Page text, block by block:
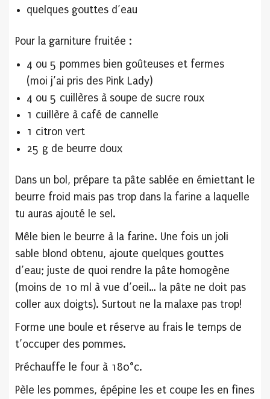
quelques gouttes d’eau
Pour la garniture fruitée :
4 ou 5 pommes bien goûteuses et fermes
(moi j’ai pris des Pink Lady)
4 ou 5 cuillères à soupe de sucre roux
1 cuillère à café de cannelle
1 citron vert
25 g de beurre doux
Dans un bol, prépare ta pâte sablée en émiettant le
beurre froid mais pas trop dans la farine a laquelle
tu auras ajouté le sel.
Mêle bien le beurre à la farine. Une fois un joli
sable blond obtenu, ajoute quelques gouttes
d’eau; juste de quoi rendre la pâte homogène
(moins de 10 ml à vue d’oeil… la pâte ne doit pas
coller aux doigts). Surtout ne la malaxe pas trop!
Forme une boule et réserve au frais le temps de
t’occuper des pommes.
Préchauffe le four à 180°c.
Pèle les pommes, épépine les et coupe les en fines